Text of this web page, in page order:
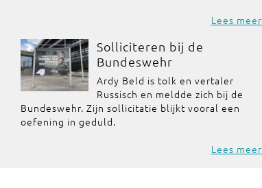
Lees meer
Solliciteren bij de
Bundeswehr
Ardy Beld is tolk en vertaler
Russisch en meldde zich bij de
Bundeswehr. Zijn sollicitatie blijkt vooral een
oefening in geduld.
Lees meer